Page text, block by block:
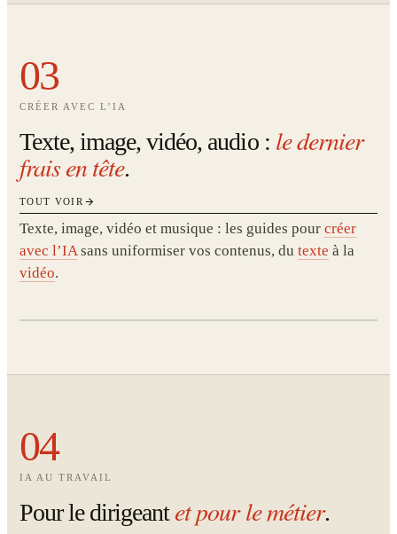
03
CRÉER AVEC L’IA
Texte, image, vidéo, audio : le dernier
frais en tête.
TOUT VOIR
Texte, image, vidéo et musique : les guides pour créer
avec l’IAsans uniformiser vos contenus, du texte à la
vidéo.
04
IA AU TRAVAIL
Pour le dirigeantet pour le métier.